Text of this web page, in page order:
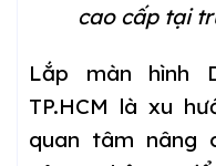
cao cấp tại
Lắp màn hình
TP.HCM là xu
quan tâm nâng